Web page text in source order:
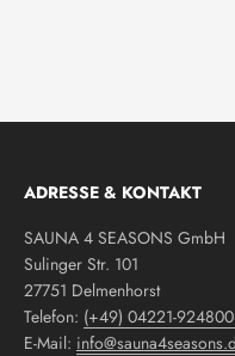
ADRESSE & KONTAKT
SAUNA 4 SEASONS GmbH
Sulinger Str. 101
27751 Delmenhorst
Telefon: (+49) 04221-
E-Mail: